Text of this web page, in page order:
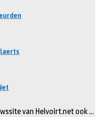
van Helvoirt.net ook …